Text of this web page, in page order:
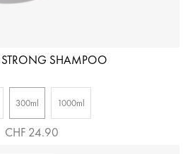
SHAMPOO
300ml 1000ml
CHF 24.90